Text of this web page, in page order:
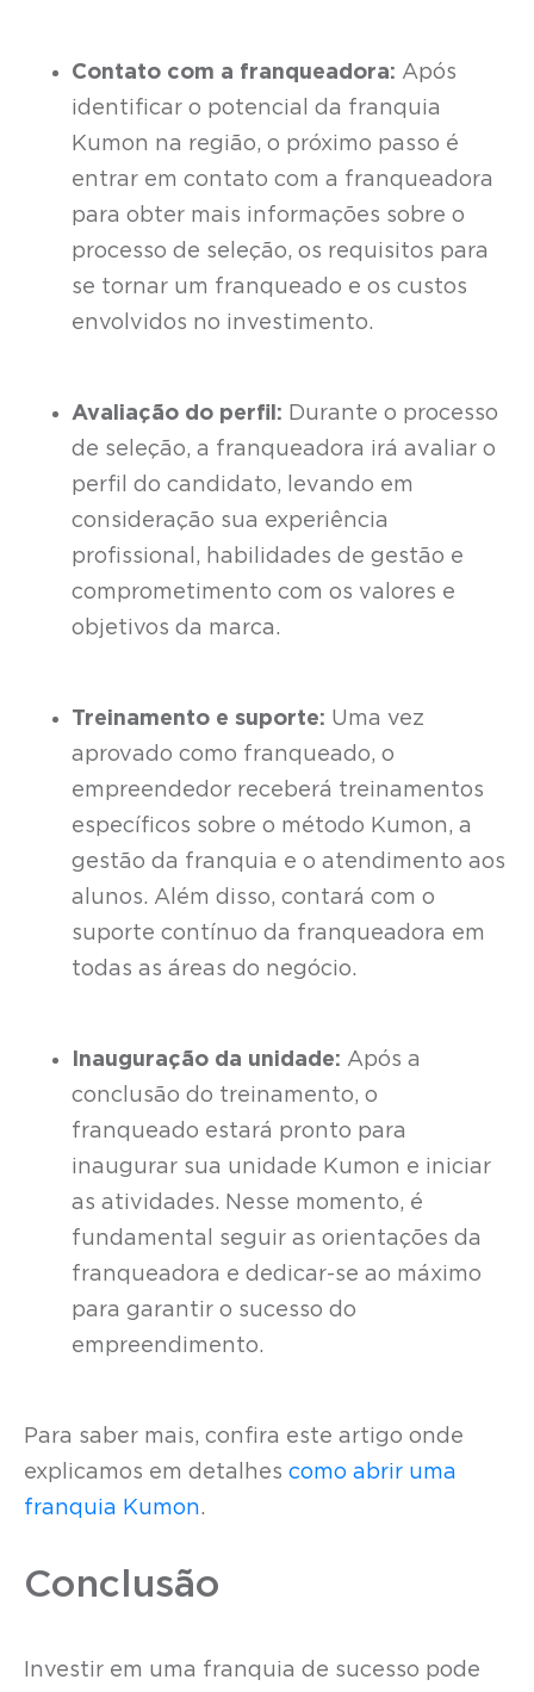
Contato com a franqueadora: Após
identificar o potencial da franquia
Kumon na região, o próximo passo é
entrar em contato com a franqueadora
para obter mais informações sobre o
processo de seleção, os requisitos para
se tornar um franqueado e os custos
envolvidos no investimento.
Avaliação do perfil: Durante o processo
de seleção, a franqueadora irá avaliar o
perfil do candidato, levando em
consideração sua experiência
profissional, habilidades de gestão e
comprometimento com os valores e
objetivos da marca.
Treinamento e suporte: Uma vez
aprovado como franqueado, o
empreendedor receberá treinamentos
específicos sobre o método Kumon, a
gestão da franquia e o atendimento aos
alunos. Além disso, contará com o
suporte contínuo da franqueadora em
todas as áreas do negócio.
Inauguração da unidade: Após a
conclusão do treinamento, o
franqueado estará pronto para
inaugurar sua unidade Kumon e iniciar
as atividades. Nesse momento, é
fundamental seguir as orientações da
franqueadora e dedicar-se ao máximo
para garantir o sucesso do
empreendimento.
Para saber mais, confira este artigo onde
explicamos em detalhes como abrir uma
franquia Kumon.
Conclusão
Investir em uma franquia de sucesso pode